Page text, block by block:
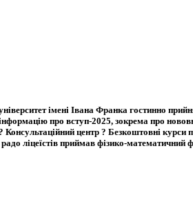
імені Івана Франка гостинно
про вступ-2025, зокрема про
центр ? Безкоштовні
ліцеїстів приймав фізико-